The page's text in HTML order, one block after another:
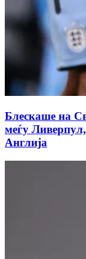
Блескаше на
меѓу
Англија